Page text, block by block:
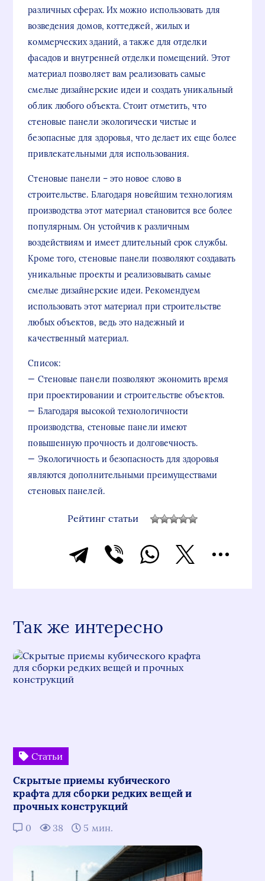
различных сферах. Их можно использовать для
возведения домов, коттеджей, жилых и
коммерческих зданий, а также для отделки
фасадов и внутренней отделки помещений. Этот
материал позволяет вам реализовать самые
смелые дизайнерские идеи и создать уникальный
облик любого объекта. Стоит отметить, что
стеновые панели экологически чистые и
безопасные для здоровья, что делает их еще более
привлекательными для использования.
Стеновые панели – это новое слово в
строительстве. Благодаря новейшим технологиям
производства этот материал становится все более
популярным. Он устойчив к различным
воздействиям и имеет длительный срок службы.
Кроме того, стеновые панели позволяют создавать
уникальные проекты и реализовывать самые
смелые дизайнерские идеи. Рекомендуем
использовать этот материал при строительстве
любых объектов, ведь это надежный и
качественный материал.
Список:
— Стеновые панели позволяют экономить время
при проектировании и строительстве объектов.
— Благодаря высокой технологичности
производства, стеновые панели имеют
повышенную прочность и долговечность.
— Экологичность и безопасность для здоровья
являются дополнительными преимуществами
стеновых панелей.
Рейтинг статьи
Так же интересно
Статьи
Скрытые приемы кубического
крафта для сборки редких вещей и
прочных конструкций
0 38 5 мин.